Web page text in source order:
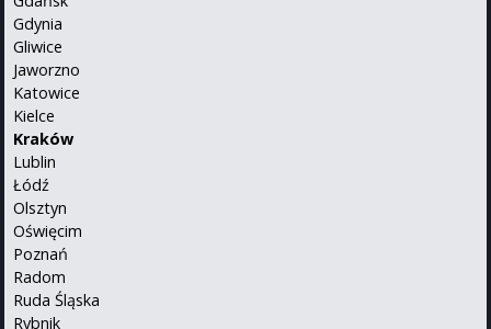
Gdynia
Gliwice
Jaworzno
Katowice
Kielce
Kraków
Lublin
Łódź
Olsztyn
Oświęcim
Poznań
Radom
Ruda Śląska
Rybnik